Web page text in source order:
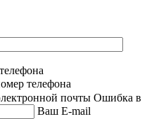
телефона
почты Ошибка в
Ваш E-mail